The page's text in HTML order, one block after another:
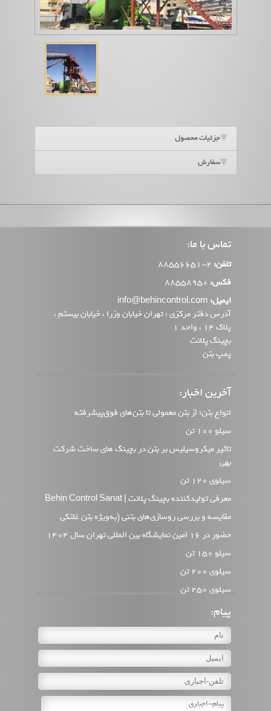
جزئیات محصول
سفارش
تماس با ما:
تلفن:
فکس:
ایمیل: info@behincontrol.com
آدرس دفتر مرکزی : تهران خیابان وزرا ، خیابان بیستم ،
پلاک 14 ، واحد 1
بچینگ پلانت
پمپ بتن
آخرین اخبار:
انواع بتن؛ از بتن معمولی تا بتن‌های فوق‌پیشرفته
سیلو 100 تن
تاثیر میکروسیلیس بر بتن در بچینگ های ساخت شرکت
بهی
سیلوی 120 تن
معرفی تولیدکننده بچینگ پلانت | Behin Control Sanat
مقایسه و بررسی روسازی‌های بتنی (به‌ویژه بتن غلتکی
حضور در 16 امین نمایشگاه بین المللی تهران سال 1404
سیلو 150 تن
سیلوی 200 تن
سیلوی 250 تن
وب سایت جدید بهین کنترل
بچینگ پلانت و انواع مختلف آن
انواع رایج پمپ بتن
بچینگ پلانت با میکسر تویین شفت BHS
طرز کار دستگاه بچینگ بتن ساز
دومین نمایشگاه بین المللی راهسازی و حمل و نقل
پیام: